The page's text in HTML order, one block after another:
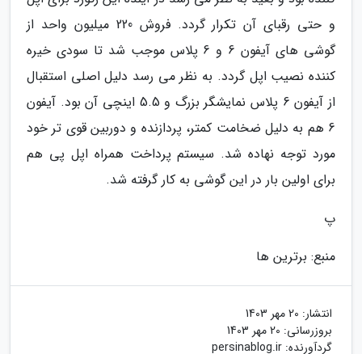
و حتی رقبای آن تکرار گردد. فروش 220 میلیون واحد از
گوشی های آیفون 6 و 6 پلاس موجب شد تا سودی خیره
کننده نصیب اپل گردد. به نظر می رسد دلیل اصلی استقبال
از آیفون 6 پلاس نمایشگر بزرگ و 5.5 اینچی آن بود. آیفون
6 هم به دلیل ضخامت کمتر، پردازنده و دوربین قوی تر خود
مورد توجه نهاده شد. سیستم پرداخت همراه اپل پی هم
برای اولین بار در این گوشی به کار گرفته شد.
پ
منبع: برترین ها
انتشار: 20 مهر 1403
بروزرسانی: 20 مهر 1403
گردآورنده: persinablog.ir